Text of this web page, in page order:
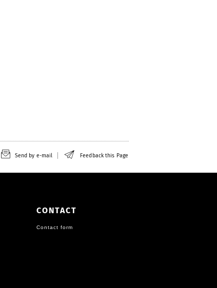
Send by e-mail Feedback this Page
CONTACT
Contact form